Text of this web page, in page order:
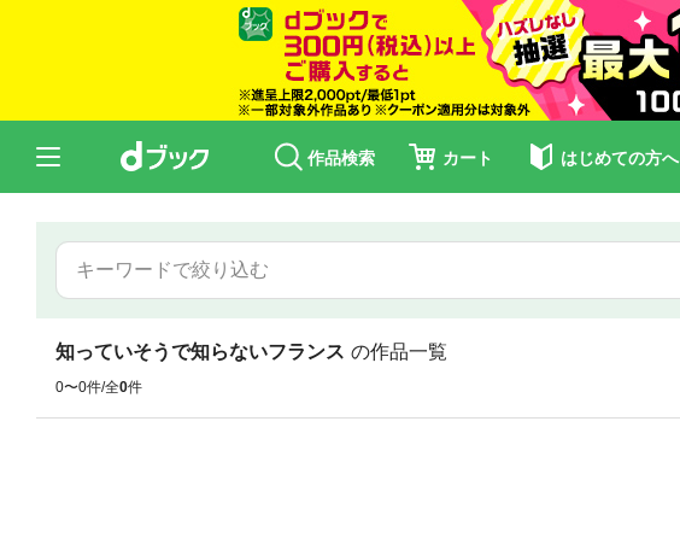
作品検索 カート はじめての方へ
知っていそうで知らないフランス の作品一覧
0〜0件/全0件